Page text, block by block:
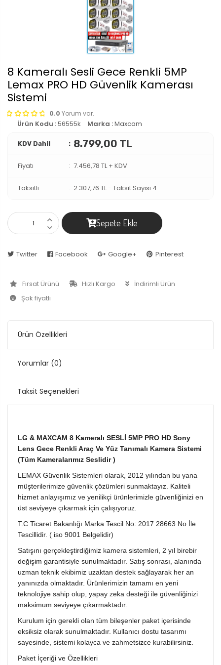
8 Kameralı Sesli Gece Renkli 5MP
Lemax PRO HD Güvenlik Kamerası
Sistemi
0.0 Yorum var.
Ürün Kodu :56555k Marka :Maxcam
KDV Dahil 8.799,00 TL
Fiyatı 7.456,78 TL + KDV
Taksitli 2.307,76 TL- Taksit Sayısı 4
Sepete Ekle
Twitter Facebook Google+ Pinterest
Fırsat Ürünü Hızlı Kargo
İndirimli Ürün
Şok fiyatlı
Ürün Özellikleri
Yorumlar (0)
Taksit Seçenekleri
LG & MAXCAM 8 Kameralı SESLİ 5MP PRO HD Sony
Lens Gece Renkli Araç Ve Yüz Tanımalı Kamera Sistemi
(Tüm Kameralarımız Seslidir )
LEMAX Güvenlik Sistemleri olarak, 2012 yılından bu yana
müşterilerimize güvenlik çözümleri sunmaktayız. Kaliteli
hizmet anlayışımız ve yenilikçi ürünlerimizle güvenliğinizi en
üst seviyeye çıkarmak için çalışıyoruz.
T.C Ticaret Bakanlığı Marka Tescil No: 2017 28663 No İle
Tescillidir. ( iso 9001 Belgelidir)
Satışını gerçekleştirdiğimiz kamera sistemleri, 2 yıl birebir
değişim garantisiyle sunulmaktadır. Satış sonrası, alanında
uzman teknik ekibimiz uzaktan destek sağlayarak her an
yanınızda olmaktadır. Ürünlerimizin tamamı en yeni
teknolojiye sahip olup, yapay zeka desteği ile güvenliğinizi
maksimum seviyeye çıkarmaktadır.
Kurulum için gerekli olan tüm bileşenler paket içerisinde
eksiksiz olarak sunulmaktadır. Kullanıcı dostu tasarımı
sayesinde, sistemi kolayca ve zahmetsizce kurabilirsiniz.
Paket İçeriği ve Özellikleri